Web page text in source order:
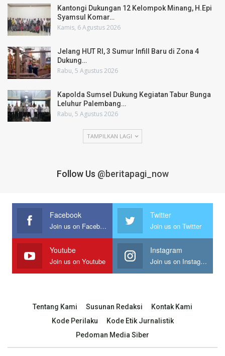
Kantongi Dukungan 12 Kelompok Minang, H.Epi
Syamsul Komar…
Kamis, 6 Agustus 2026
Jelang HUT RI, 3 Sumur Infill Baru di Zona 4
Dukung…
Rabu, 5 Agustus 2026
Kapolda Sumsel Dukung Kegiatan Tabur Bunga
Leluhur Palembang…
Rabu, 5 Agustus 2026
TAMPILKAN LAGI
Follow Us @beritapagi_now
Facebook
Join us on Facebook
Twitter
Join us on Twitter
Youtube
Join us on Youtube
Instagram
Join us on Instagram
Tentang Kami Susunan Redaksi
Kontak Kami
Kode Perilaku
Kode Etik Jurnalistik
Pedoman Media Siber